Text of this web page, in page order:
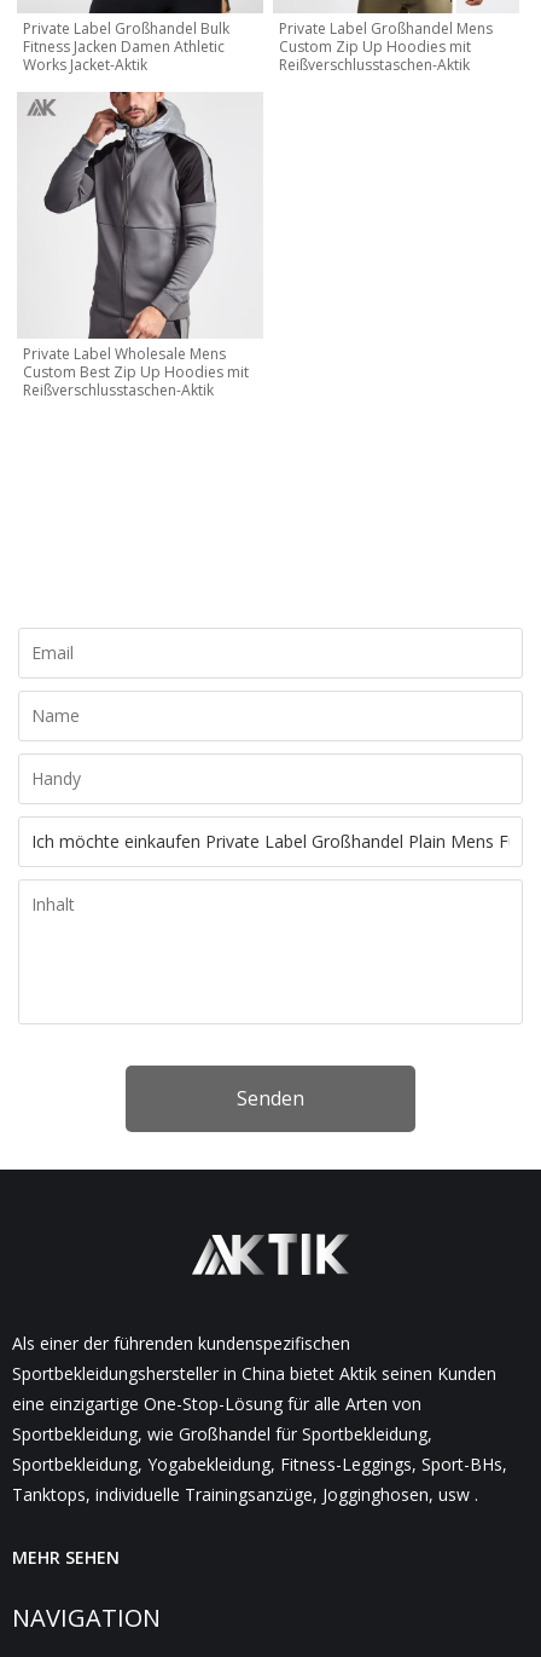
Private Label Großhandel Bulk
Fitness Jacken Damen Athletic
Works Jacket-Aktik
Private Label Großhandel Mens
Custom Zip Up Hoodies mit
Reißverschlusstaschen-Aktik
Private Label Wholesale Mens
Custom Best Zip Up Hoodies mit
Reißverschlusstaschen-Aktik
Senden
Als einer der führenden kundenspezifischen
Sportbekleidungshersteller in China bietet Aktik seinen Kunden
eine einzigartige One-Stop-Lösung für alle Arten von
Sportbekleidung, wie Großhandel für Sportbekleidung,
Sportbekleidung, Yogabekleidung, Fitness-Leggings, Sport-BHs,
Tanktops, individuelle Trainingsanzüge, Jogginghosen, usw .
MEHR SEHEN
NAVIGATION